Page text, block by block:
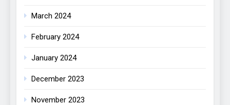
March 2024
February 2024
January 2024
December 2023
November 2023